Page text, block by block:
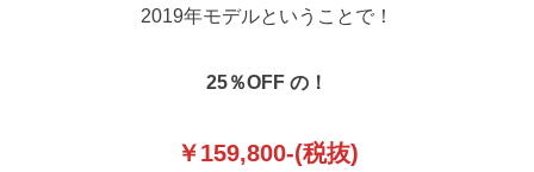
2019年モデルということで！
25％OFF の！
￥159,800-(税抜)